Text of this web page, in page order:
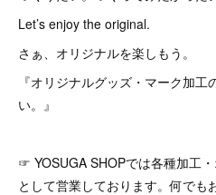
Let’s enjoy the original.
さぁ、オリジナルを楽しもう。
『オリジナルグッズ・マーク加
い。』
☞ YOSUGA SHOPでは各種加工
として営業しております。何でも